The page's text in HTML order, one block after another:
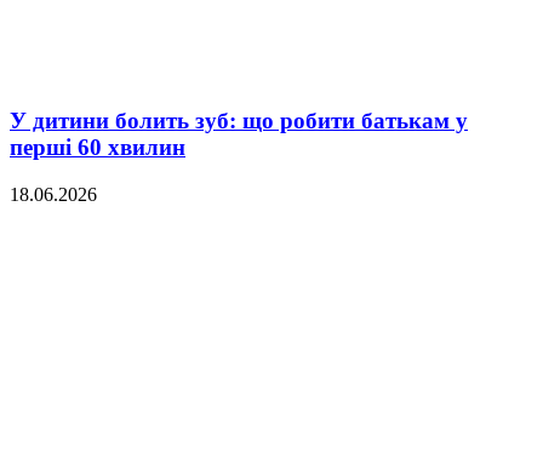
У дитини болить зуб: що робити батькам у
перші 60 хвилин
18.06.2026